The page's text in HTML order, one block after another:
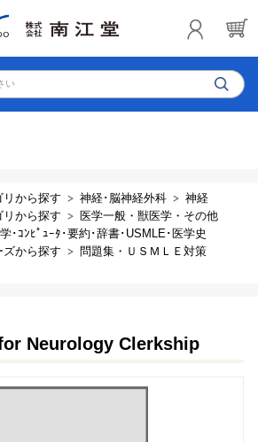
い
リから探す 神経･脳神経外科
神経
リから探す
医学一般・獣医学・その他
･ｺﾝﾋﾟｭｰﾀ･要約･辞書･USMLE･医学史
ズから探す
問題集・ＵＳＭＬＥ対策
Neurology Clerkship